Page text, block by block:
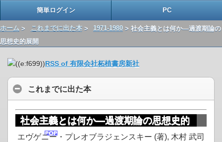
簡単ログイン PC
ホーム > これまでに出た本> 1971-1980 > 社会主義とは何か―過渡期論の
思想史的展開
RSS of 有限会社柘植書房新社
これまでに出た本
社会主義とは何か―過渡期論の思想史的
展開
エヴゲニー・プレオブラジェンスキー (著), 木村 武司